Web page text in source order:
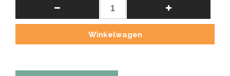
Bo
voor
Winkelwagen